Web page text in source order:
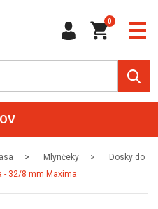
0
Mlynčeky
Dosky do
- 32/8 mm Maxima